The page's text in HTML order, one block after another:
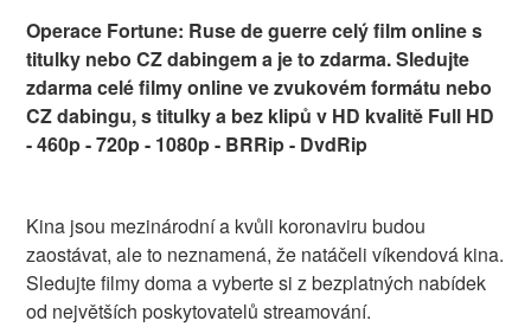
Operace Fortune: Ruse de guerre celý film online s
titulky nebo CZ dabingem a je to zdarma. Sledujte
zdarma celé filmy online ve zvukovém formátu nebo
CZ dabingu, s titulky a bez klipů v HD kvalitě Full HD
- 460p - 720p - 1080p - BRRip - DvdRip
Kina jsou mezinárodní a kvůli koronaviru budou
zaostávat, ale to neznamená, že natáčeli víkendová kina.
Sledujte filmy doma a vyberte si z bezplatných nabídek
od největších poskytovatelů streamování.